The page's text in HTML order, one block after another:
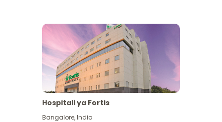
Hospitali ya Fortis
Bangalore,India